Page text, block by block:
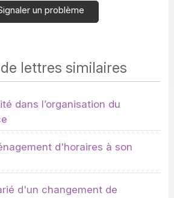
un problème
lettres similaires
dans l’organisation du
d'horaires à son
d'un changement de